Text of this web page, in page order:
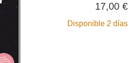
17,00 €
Disponible 2 días